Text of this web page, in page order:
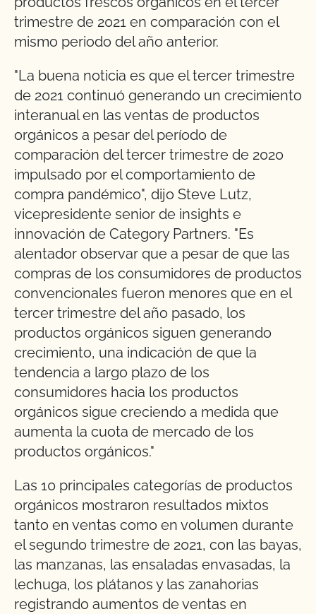
trimestre de 2021 en comparación con el
mismo periodo del año anterior.
"La buena noticia es que el tercer trimestre
de 2021 continuó generando un crecimiento
interanual en las ventas de productos
orgánicos a pesar del período de
comparación del tercer trimestre de 2020
impulsado por el comportamiento de
compra pandémico", dijo Steve Lutz,
vicepresidente senior de insights e
innovación de Category Partners. "Es
alentador observar que a pesar de que las
compras de los consumidores de productos
convencionales fueron menores que en el
tercer trimestre del año pasado, los
productos orgánicos siguen generando
crecimiento, una indicación de que la
tendencia a largo plazo de los
consumidores hacia los productos
orgánicos sigue creciendo a medida que
aumenta la cuota de mercado de los
productos orgánicos."
Las 10 principales categorías de productos
orgánicos mostraron resultados mixtos
tanto en ventas como en volumen durante
el segundo trimestre de 2021, con las bayas,
las manzanas, las ensaladas envasadas, la
lechuga, los plátanos y las zanahorias
registrando aumentos de ventas en